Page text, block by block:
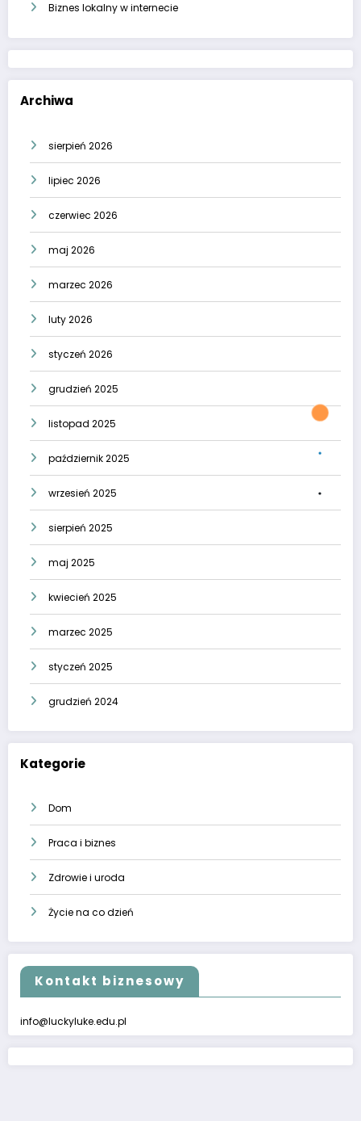
Biznes lokalny w internecie
Archiwa
sierpień 2026
lipiec 2026
czerwiec 2026
maj 2026
marzec 2026
luty 2026
styczeń 2026
grudzień 2025
listopad 2025
październik 2025
wrzesień 2025
sierpień 2025
maj 2025
kwiecień 2025
marzec 2025
styczeń 2025
grudzień 2024
Kategorie
Dom
Praca i biznes
Zdrowie i uroda
Życie na co dzień
Kontakt biznesowy
info@luckyluke.edu.pl